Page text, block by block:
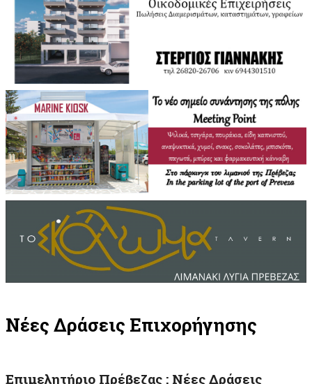
Νέες Δράσεις Επιχορήγησης
Επιμελητήριο Πρέβεζας : Νέες Δράσεις